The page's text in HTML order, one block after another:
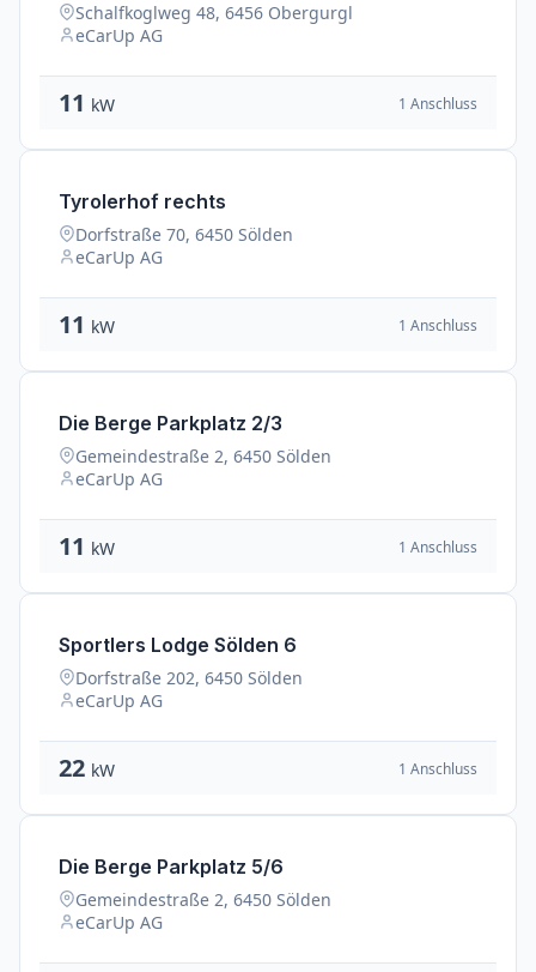
Schalfkoglweg 48, 6456 Obergurgl
eCarUp AG
11 kW 1 Anschluss
Tyrolerhof rechts
Dorfstraße 70, 6450 Sölden
eCarUp AG
11 kW 1 Anschluss
Die Berge Parkplatz 2/3
Gemeindestraße 2, 6450 Sölden
eCarUp AG
11 kW 1 Anschluss
Sportlers Lodge Sölden 6
Dorfstraße 202, 6450 Sölden
eCarUp AG
22 kW 1 Anschluss
Die Berge Parkplatz 5/6
Gemeindestraße 2, 6450 Sölden
eCarUp AG